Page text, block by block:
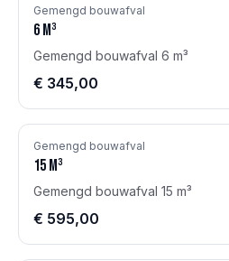
Gemengd bouwafval
6 m³
Gemengd bouwafval 6 m³
€ 345,00
Gemengd bouwafval
15 m³
Gemengd bouwafval 15 m³
€ 595,00